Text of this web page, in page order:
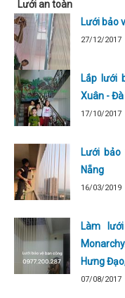
Lưới an toàn
Lưới bảo
27/12/2017
Lắp lưới
Xuân -
17/10/2017
Lưới
Nẵng
16/03/2019
Làm
Hưng
07/08/2017